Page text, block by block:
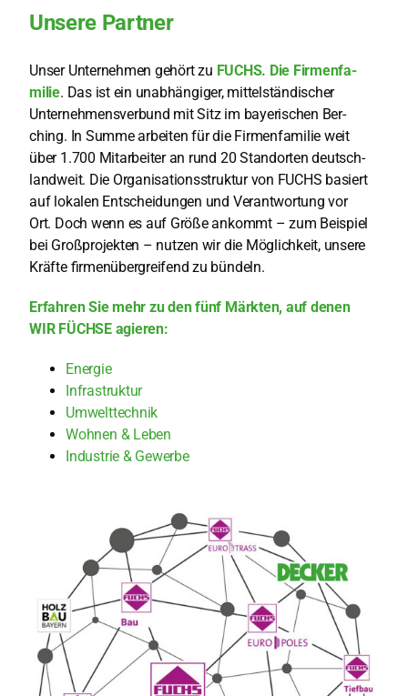
Unsere Partner
Unser Unter­neh­men gehört zu FUCHS. Die Fir­men­fa­
mi­lie. Das ist ein unab­hän­gi­ger, mit­tel­stän­di­scher
Unter­neh­mens­ver­bund mit Sitz im baye­ri­schen Ber­
ching. In Sum­me arbei­ten für die Fir­men­fa­mi­lie weit
über 1.700 Mit­ar­bei­ter an rund 20 Stand­or­ten deutsch­
land­weit. Die Orga­ni­sa­ti­ons­struk­tur von FUCHS basiert
auf loka­len Ent­schei­dun­gen und Ver­ant­wor­tung vor
Ort. Doch wenn es auf Grö­ße ankommt – zum Bei­spiel
bei Groß­pro­jek­ten – nut­zen wir die Mög­lich­keit, unse­re
Kräf­te fir­men­über­grei­fend zu bün­deln.
Erfah­ren Sie mehr zu den fünf Märk­ten, auf denen
WIR FÜCHSE agie­ren:
Ener­gie
Infra­struk­tur
Umwelt­tech­nik
Woh­nen & Leben
Indus­trie & Gewer­be